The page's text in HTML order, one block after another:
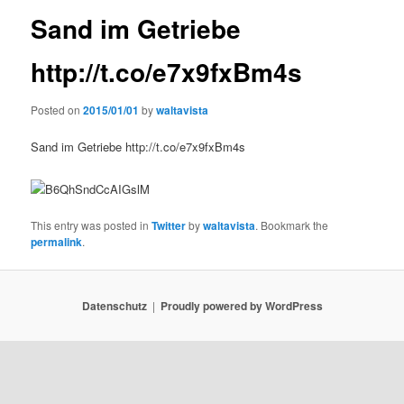
Sand im Getriebe
http://t.co/e7x9fxBm4s
Posted on2015/01/01 bywaltavista
Sand im Getriebe http://t.co/e7x9fxBm4s
This entry was posted inTwitterbywaltavista. Bookmark the
permalink.
Datenschutz Proudly powered by WordPress